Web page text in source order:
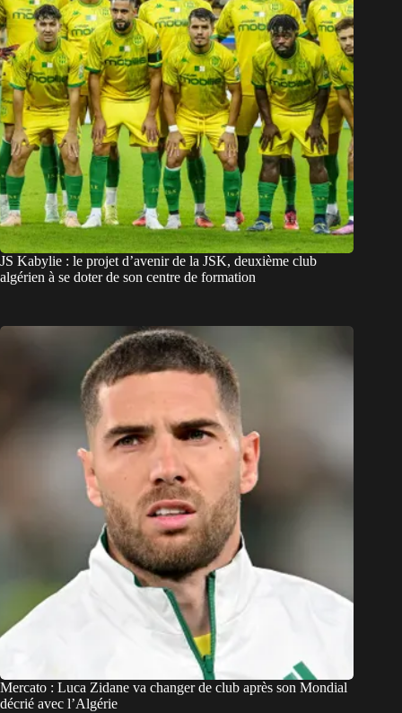
JS Kabylie : le projet d’avenir de la JSK, deuxième club
algérien à se doter de son centre de formation
Mercato : Luca Zidane va changer de club après son Mondial
décrié avec l’Algérie